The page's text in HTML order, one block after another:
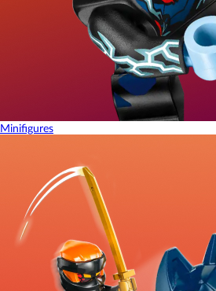
Minifigures